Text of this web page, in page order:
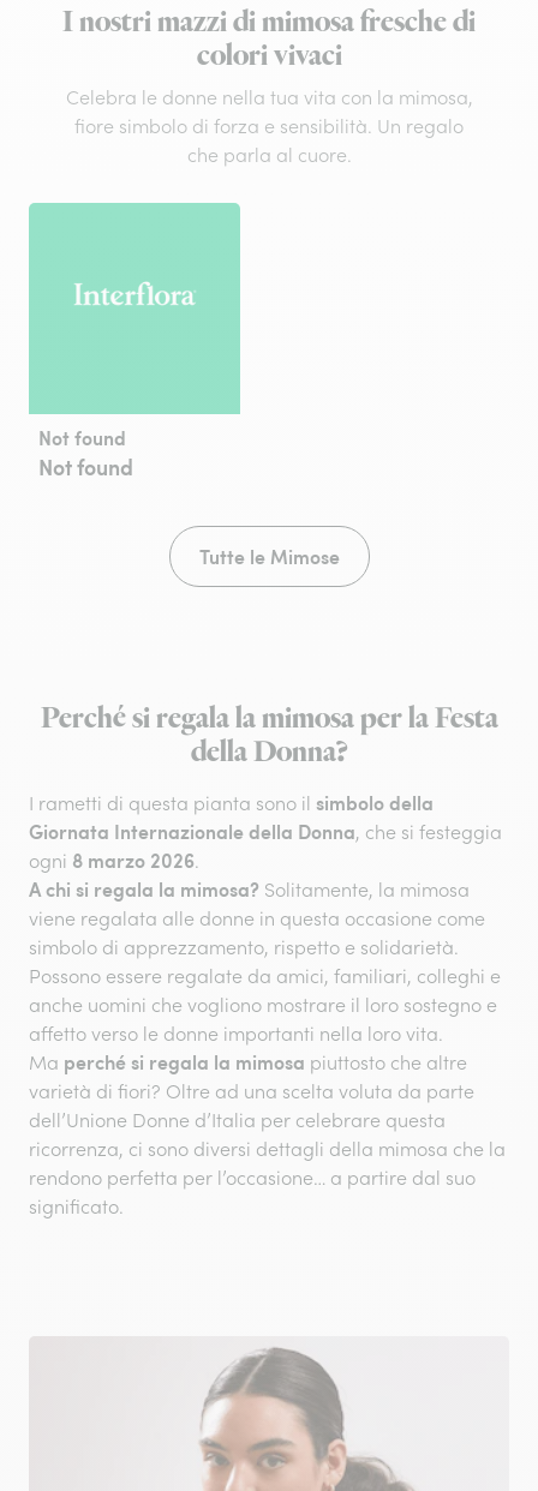
I nostri mazzi di mimosa fresche di
colori vivaci
Celebra le donne nella tua vita con la mimosa,
fiore simbolo di forza e sensibilità. Un regalo
che parla al cuore.
Not found
Not found
Tutte le Mimose
Perché si regala la mimosa per la Festa
della Donna?
I rametti di questa pianta sono il simbolo della
Giornata Internazionale della Donna, che si festeggia
ogni 8 marzo 2026.
A chi si regala la mimosa? Solitamente, la mimosa
viene regalata alle donne in questa occasione come
simbolo di apprezzamento, rispetto e solidarietà.
Possono essere regalate da amici, familiari, colleghi e
anche uomini che vogliono mostrare il loro sostegno e
affetto verso le donne importanti nella loro vita.
Ma perché si regala la mimosa piuttosto che altre
varietà di fiori? Oltre ad una scelta voluta da parte
dell’Unione Donne d’Italia per celebrare questa
ricorrenza, ci sono diversi dettagli della mimosa che la
rendono perfetta per l’occasione… a partire dal suo
significato.